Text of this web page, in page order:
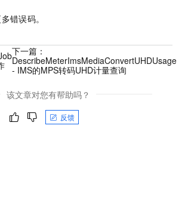
错误码。
下一篇：
DescribeMeterImsMediaConvertUHDUsage
- IMS的MPS转码UHD计量查询
该文章对您有帮助吗？
反馈